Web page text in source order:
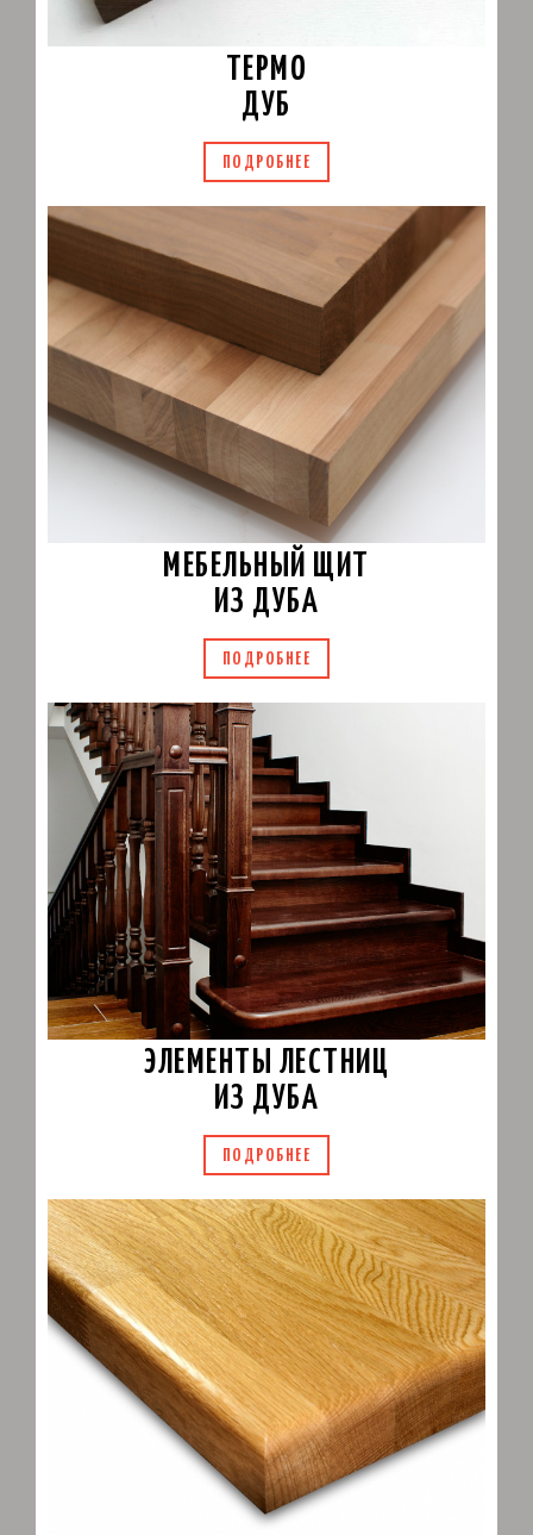
ТЕРМО
ДУБ
ПОДРОБНЕЕ
МЕБЕЛЬНЫЙ ЩИТ
ИЗ ДУБА
ПОДРОБНЕЕ
ЭЛЕМЕНТЫ ЛЕСТНИЦ
ИЗ ДУБА
ПОДРОБНЕЕ